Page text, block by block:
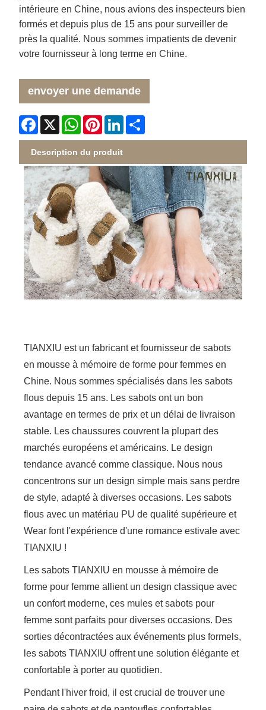
intérieure en Chine, nous avions des inspecteurs bien
formés et depuis plus de 15 ans pour surveiller de
près la qualité. Nous sommes impatients de devenir
votre fournisseur à long terme en Chine.
envoyer une demande
Facebook
X WhatsApp
PinterestLinkedIn
Description du produit
TIANXIU est un fabricant et fournisseur de sabots
en mousse à mémoire de forme pour femmes en
Chine. Nous sommes spécialisés dans les sabots
flous depuis 15 ans. Les sabots ont un bon
avantage en termes de prix et un délai de livraison
stable. Les chaussures couvrent la plupart des
marchés européens et américains. Le design
tendance avancé comme classique. Nous nous
concentrons sur un design simple mais sans perdre
de style, adapté à diverses occasions. Les sabots
flous avec un matériau PU de qualité supérieure et
Wear font l'expérience d'une romance estivale avec
TIANXIU !
Les sabots TIANXIU en mousse à mémoire de
forme pour femme allient un design classique avec
un confort moderne, ces mules et sabots pour
femme sont parfaits pour diverses occasions. Des
sorties décontractées aux événements plus formels,
les sabots TIANXIU offrent une solution élégante et
confortable à porter au quotidien.
Pendant l'hiver froid, il est crucial de trouver une